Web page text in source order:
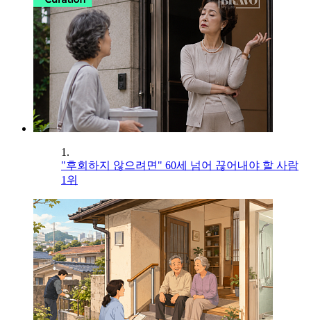
1.
"후회하지 않으려면" 60세 넘어 끊어내야 할 사람
1위